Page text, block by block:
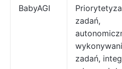
BabyAGI
zadań,
zadań,